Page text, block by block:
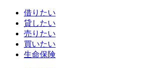
借りたい
貸したい
売りたい
買いたい
生命保険